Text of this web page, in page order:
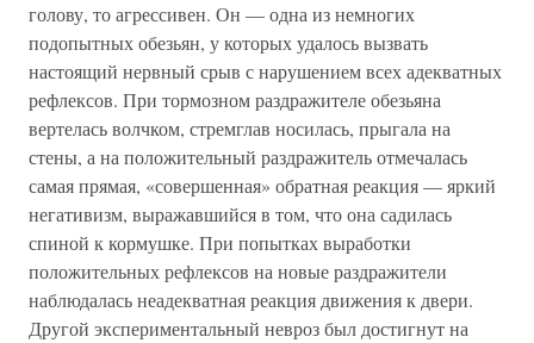
голову, то агрессивен. Он — одна из немногих
подопытных обезьян, у которых удалось вызвать
настоящий нервный срыв с нарушением всех адекватных
рефлексов. При тормозном раздражителе обезьяна
вертелась волчком, стремглав носилась, прыгала на
стены, а на положительный раздражитель отмечалась
самая прямая, «совершенная» обратная реакция — яркий
негативизм, выражавшийся в том, что она садилась
спиной к кормушке. При попытках выработки
положительных рефлексов на новые раздражители
наблюдалась неадекватная реакция движения к двери.
Другой экспериментальный невроз был достигнут на